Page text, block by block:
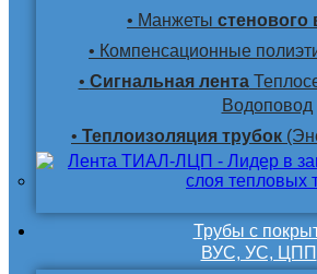
• Манжеты стенового
• Компенсационные
• Сигнальная лента
Водоповод
• Теплоизоляция трубок
Трубы с
ВУС, УС, ЦПП